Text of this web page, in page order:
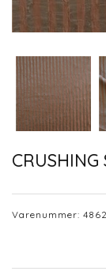
CRUSHING
Varenummer: